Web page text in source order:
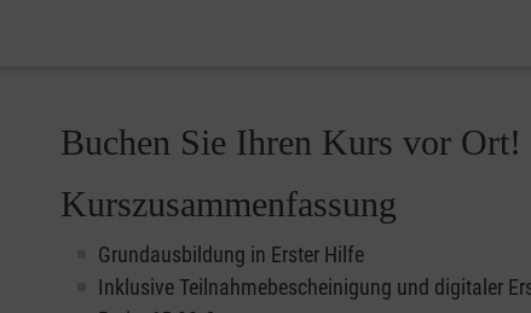
Buchen Sie Ihren Kurs vor Ort!
Kurszusammenfassung
Grundausbildung in Erster Hilfe
Inklusive Teilnahmebescheinigung und digitaler